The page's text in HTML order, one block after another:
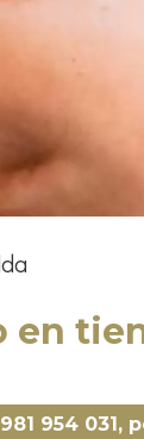
en
954 031,